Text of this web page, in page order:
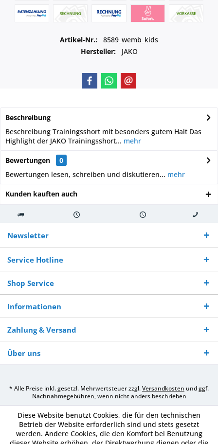
Artikel-Nr.:
8589_wemb_kids
Hersteller:
JAKO
Beschreibung
Beschreibung Trainingsshort mit besonders gutem Halt Das
Highlight der JAKO Trainingsshort... mehr
Bewertungen
0
Bewertungen lesen, schreiben und diskutieren... mehr
Kunden kauften auch
Kostenloser
Versand ab €
250,-
Versand innerhalb von Versand von So erreichen
Sie uns 0160
970 511 90
Newsletter
Service Hotline
Shop Service
Informationen
Zahlung & Versand
Über uns
* Alle Preise inkl. gesetzl. Mehrwertsteuer zzgl.Versandkosten und ggf.
Nachnahmegebühren, wenn nicht anders beschrieben
Diese Website benutzt Cookies, die für den technischen
Betrieb der Website erforderlich sind und stets gesetzt
werden. Andere Cookies, die den Komfort bei Benutzung